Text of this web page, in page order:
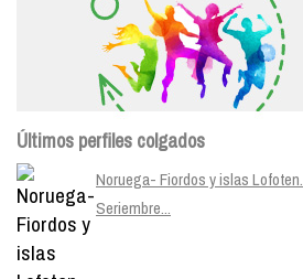
Últimos perfiles colgados
Noruega- Fiordos y islas Lofoten.
Seriembre...